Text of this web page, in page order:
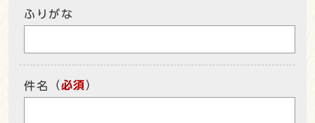
ふりがな
件名 （必須）